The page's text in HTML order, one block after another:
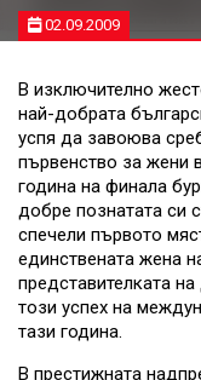
02.09.2009
В изключително
най-добрата
успя да завоюва
първенство за жени
година на финала
добре познатата си
спечели първото
единствената жена
представителката
този успех на
тази година.
В престижната